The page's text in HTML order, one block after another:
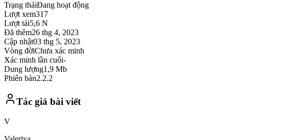
Trạng tháiĐang hoạt động
Lượt xem317
Lượt tải5,6 N
Đã thêm26 thg 4, 2023
Cập nhật03 thg 5, 2023
Vòng đờiChưa xác minh
Xác minh lần cuối-
Dung lượng1,9 Mb
Phiên bản2.2.2
Tác giả bài viết
V